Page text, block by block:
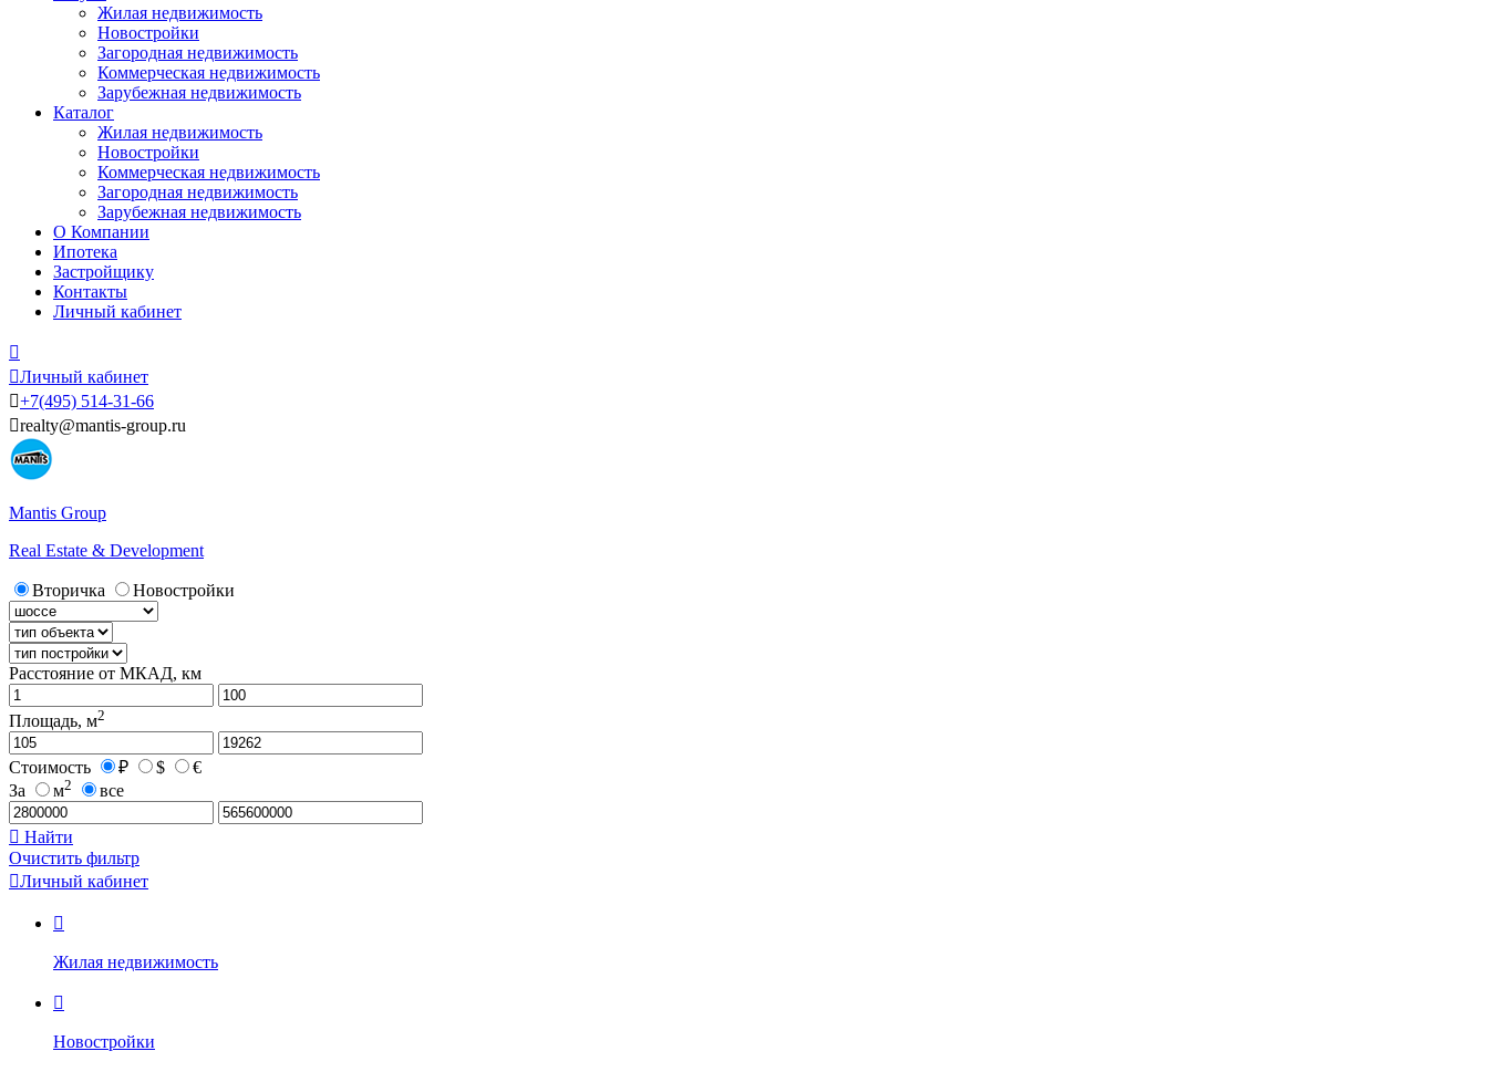
Жилая недвижимость
Новостройки
Загородная недвижимость
Коммерческая недвижимость
Зарубежная недвижимость
Каталог
Жилая недвижимость
Новостройки
Коммерческая недвижимость
Загородная недвижимость
Зарубежная недвижимость
О Компании
Ипотека
Застройщику
Контакты
Личный кабинет

Личный кабинет
+7(495) 514-31-66
realty@mantis-group.ru
Mantis Group
Real Estate & Development
Вторичка Новостройки
Расстояние от МКАД, км
Площадь, м2
Стоимость ₽ $
€
За
м2 все
 Найти
Очистить фильтр
Личный кабинет

Жилая недвижимость

Новостройки